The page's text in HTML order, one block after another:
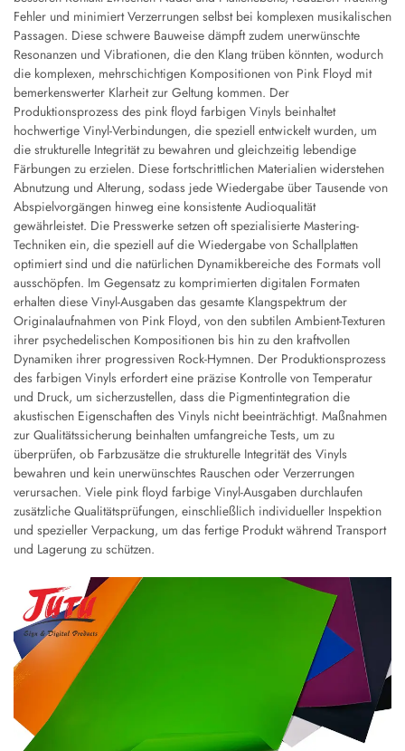
Fehler und minimiert Verzerrungen selbst bei komplexen musikalischen
Passagen. Diese schwere Bauweise dämpft zudem unerwünschte
Resonanzen und Vibrationen, die den Klang trüben könnten, wodurch
die komplexen, mehrschichtigen Kompositionen von Pink Floyd mit
bemerkenswerter Klarheit zur Geltung kommen. Der
Produktionsprozess des pink floyd farbigen Vinyls beinhaltet
hochwertige Vinyl-Verbindungen, die speziell entwickelt wurden, um
die strukturelle Integrität zu bewahren und gleichzeitig lebendige
Färbungen zu erzielen. Diese fortschrittlichen Materialien widerstehen
Abnutzung und Alterung, sodass jede Wiedergabe über Tausende von
Abspielvorgängen hinweg eine konsistente Audioqualität
gewährleistet. Die Presswerke setzen oft spezialisierte Mastering-
Techniken ein, die speziell auf die Wiedergabe von Schallplatten
optimiert sind und die natürlichen Dynamikbereiche des Formats voll
ausschöpfen. Im Gegensatz zu komprimierten digitalen Formaten
erhalten diese Vinyl-Ausgaben das gesamte Klangspektrum der
Originalaufnahmen von Pink Floyd, von den subtilen Ambient-Texturen
ihrer psychedelischen Kompositionen bis hin zu den kraftvollen
Dynamiken ihrer progressiven Rock-Hymnen. Der Produktionsprozess
des farbigen Vinyls erfordert eine präzise Kontrolle von Temperatur
und Druck, um sicherzustellen, dass die Pigmentintegration die
akustischen Eigenschaften des Vinyls nicht beeinträchtigt. Maßnahmen
zur Qualitätssicherung beinhalten umfangreiche Tests, um zu
überprüfen, ob Farbzusätze die strukturelle Integrität des Vinyls
bewahren und kein unerwünschtes Rauschen oder Verzerrungen
verursachen. Viele pink floyd farbige Vinyl-Ausgaben durchlaufen
zusätzliche Qualitätsprüfungen, einschließlich individueller Inspektion
und spezieller Verpackung, um das fertige Produkt während Transport
und Lagerung zu schützen.